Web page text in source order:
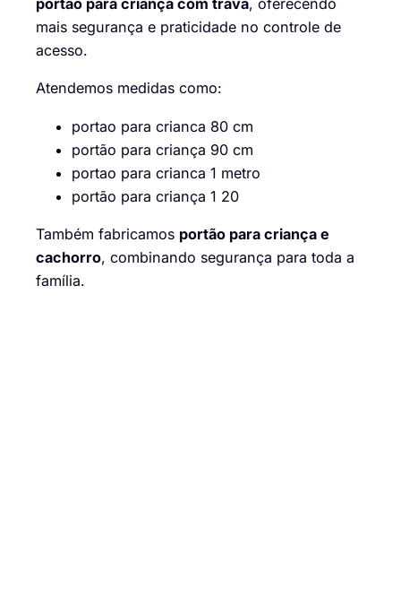
portão para criança com trava, oferecendo
mais segurança e praticidade no controle de
acesso.
Atendemos medidas como:
portao para crianca 80 cm
portão para criança 90 cm
portao para crianca 1 metro
portão para criança 1 20
Também fabricamos portão para criança e
cachorro, combinando segurança para toda a
família.